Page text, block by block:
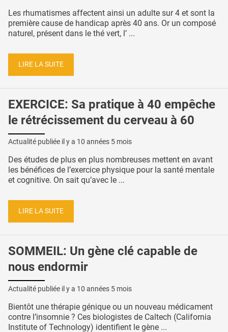
Les rhumatismes affectent ainsi un adulte sur 4 et sont la
première cause de handicap après 40 ans. Or un composé
naturel, présent dans le thé vert, l’ ...
LIRE LA SUITE
EXERCICE: Sa pratique à 40 empêche
le rétrécissement du cerveau à 60
Actualité publiée il y a 10 années 5 mois
Des études de plus en plus nombreuses mettent en avant
les bénéfices de l’exercice physique pour la santé mentale
et cognitive. On sait qu’avec le ...
LIRE LA SUITE
SOMMEIL: Un gène clé capable de
nous endormir
Actualité publiée il y a 10 années 5 mois
Bientôt une thérapie génique ou un nouveau médicament
contre l’insomnie ? Ces biologistes de Caltech (California
Institute of Technology) identifient le gène ...